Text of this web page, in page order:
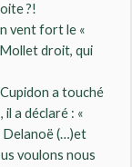
?!
vent fort le «
Mollet droit, qui
a touché
a déclaré : «
Delanoë (…)et
voulons nous